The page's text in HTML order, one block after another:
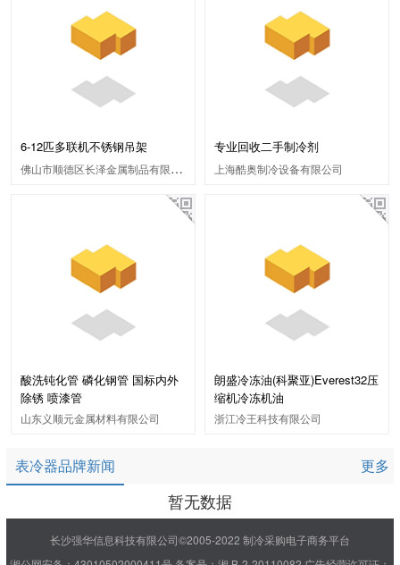
6-12匹多联机不锈钢吊架
佛山市顺德区长泽金属制品有限公司
专业回收二手制冷剂
上海酷奥制冷设备有限公司
酸洗钝化管 磷化钢管 国标内外
除锈 喷漆管
山东义顺元金属材料有限公司
朗盛冷冻油(科聚亚)Everest32压
缩机冷冻机油
浙江冷王科技有限公司
表冷器品牌新闻 更多
暂无数据
长沙强华信息科技有限公司©2005-2022 制冷采购电子商务平台